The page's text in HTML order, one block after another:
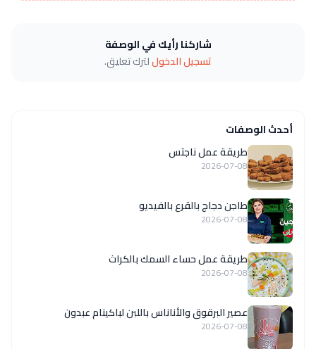
شاركنا رأيك في الوصفة
تسجيل الدخوللترك تعليق.
أحدث الوصفات
طريقة عمل ناجتس
2026-07-08
طاجن دجاج بالقرع بالفيديو
2026-07-08
طريقة عمل حساء السمك بالكراث
2026-07-08
عصير البرقوق والأناناس باللبن لباكينام عبدون
2026-07-08